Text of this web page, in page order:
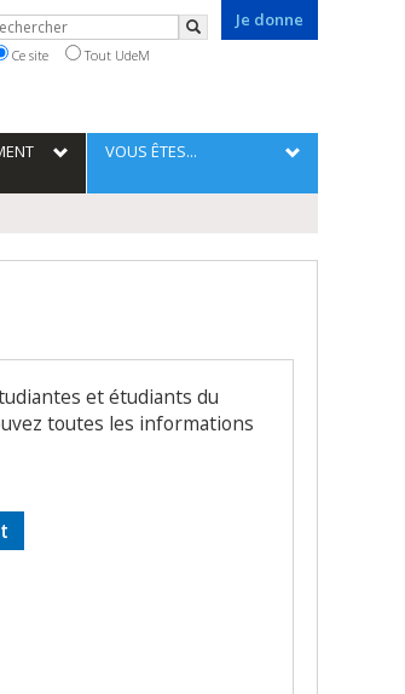
Je donne
Rechercher
Ce site Tout UdeM
VOUS ÊTES...
et étudiants du
toutes les informations